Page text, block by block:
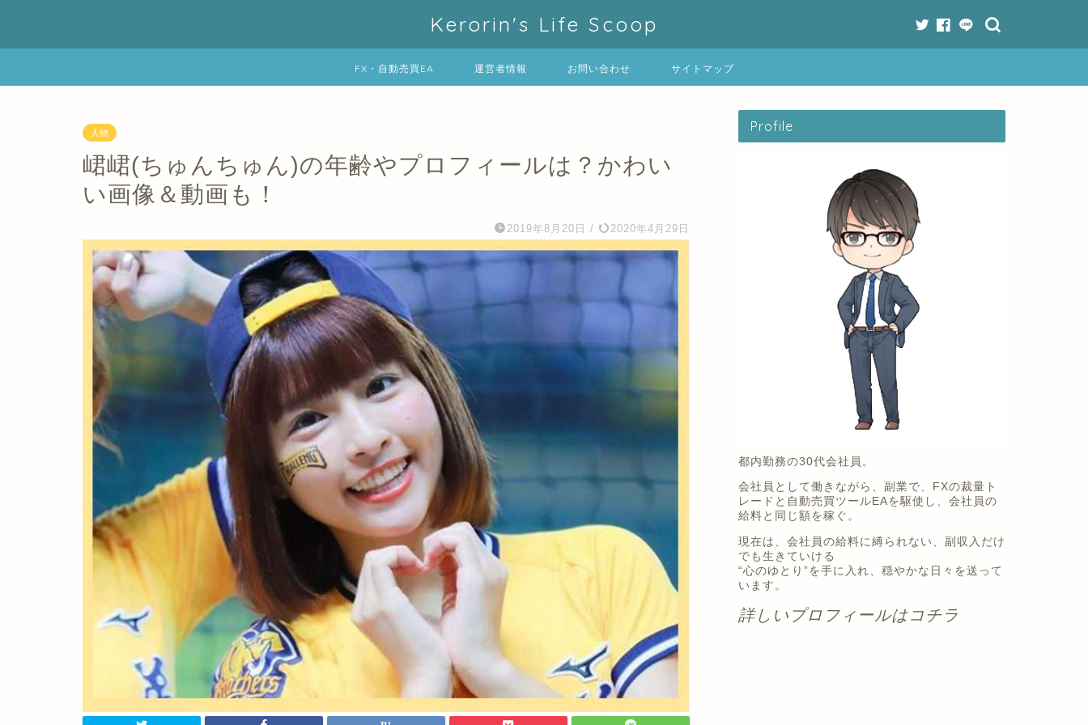
Kerorin's Life Scoop
FX・自動売買EA 運営者情報 お問い合わせ サイトマップ
人物
峮峮(ちゅんちゅん)の年齢やプロフィールは？かわい
い画像＆動画も！
2019年8月20日 / 2020年4月29日
Profile
都内勤務の30代会社員。
会社員として働きながら、副業で、FXの裁量ト
レードと自動売買ツールEAを駆使し、会社員の
給料と同じ額を稼ぐ。
現在は、会社員の給料に縛られない、副収入だけ
でも生きていける
“心のゆとり”を手に入れ、穏やかな日々を送って
います。
詳しいプロフィールはコチラ